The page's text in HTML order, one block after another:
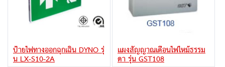
ป้ายไฟทางออกฉุกเฉิน DYNO รุ่
น LX-S10-2A
แผงสัญญาณเตือนไฟไหม้ธรรม
ดา รุ่น GST108